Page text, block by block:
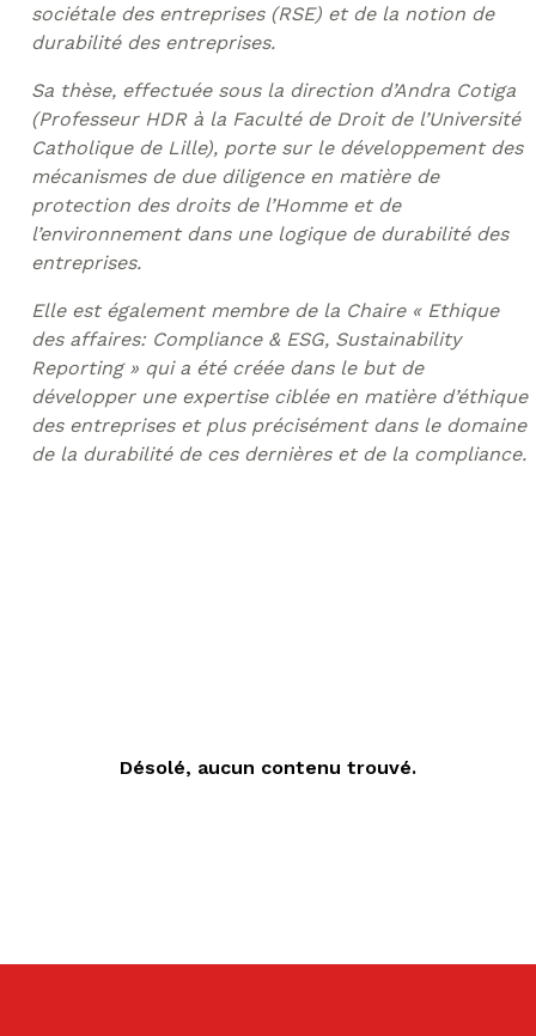
sociétale des entreprises (RSE) et de la notion de
durabilité des entreprises.
Sa thèse, effectuée sous la direction d’Andra Cotiga
(Professeur HDR à la Faculté de Droit de l’Université
Catholique de Lille), porte sur le développement des
mécanismes de due diligence en matière de
protection des droits de l’Homme et de
l’environnement dans une logique de durabilité des
entreprises.
Elle est également membre de la Chaire « Ethique
des affaires: Compliance & ESG, Sustainability
Reporting » qui a été créée dans le but de
développer une expertise ciblée en matière d’éthique
des entreprises et plus précisément dans le domaine
de la durabilité de ces dernières et de la compliance.
Désolé, aucun contenu trouvé.